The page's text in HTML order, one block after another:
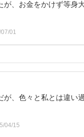
、お金をかけず等身
01
、色々と私とは違い
04/15